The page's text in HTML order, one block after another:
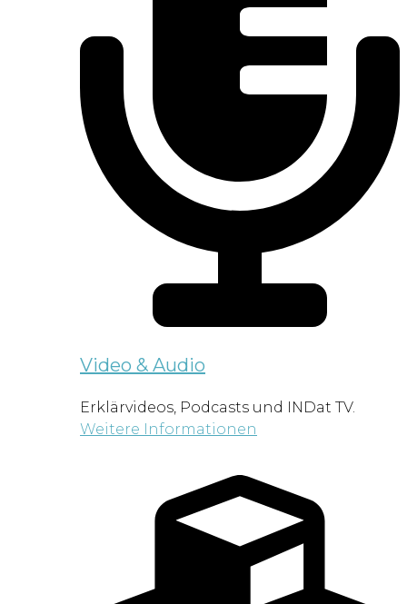
Video & Audio
Erklärvideos, Podcasts und INDat TV.
Weitere Informationen